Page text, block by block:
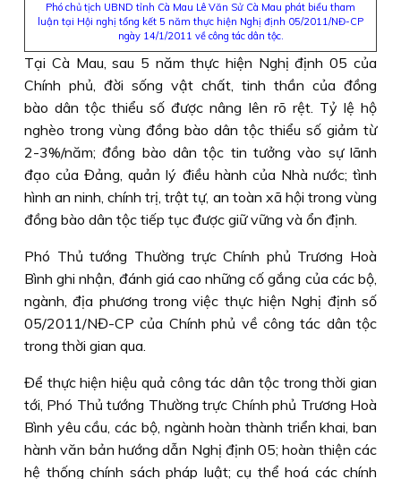
Phó chủ tịch UBND tỉnh Cà Mau Lê Văn Sử Cà Mau phát biểu tham
luận tại Hội nghị tổng kết 5 năm thực hiện Nghị định 05/2011/NĐ-CP
ngày 14/1/2011 về công tác dân tộc.
Tại Cà Mau, sau 5 năm thực hiện Nghị định 05 của
Chính phủ, đời sống vật chất, tinh thần của đồng
bào dân tộc thiểu số được nâng lên rõ rệt. Tỷ lệ hộ
nghèo trong vùng đồng bào dân tộc thiểu số giảm từ
2-3%/năm; đồng bào dân tộc tin tưởng vào sự lãnh
đạo của Đảng, quản lý điều hành của Nhà nước; tình
hình an ninh, chính trị, trật tự, an toàn xã hội trong vùng
đồng bào dân tộc tiếp tục được giữ vững và ổn định.
Phó Thủ tướng Thường trực Chính phủ Trương Hoà
Bình ghi nhận, đánh giá cao những cố gắng của các bộ,
ngành, địa phương trong việc thực hiện Nghị định số
05/2011/NĐ-CP của Chính phủ về công tác dân tộc
trong thời gian qua.
Để thực hiện hiệu quả công tác dân tộc trong thời gian
tới, Phó Thủ tướng Thường trực Chính phủ Trương Hoà
Bình yêu cầu, các bộ, ngành hoàn thành triển khai, ban
hành văn bản hướng dẫn Nghị định 05; hoàn thiện các
hệ thống chính sách pháp luật; cụ thể hoá các chính